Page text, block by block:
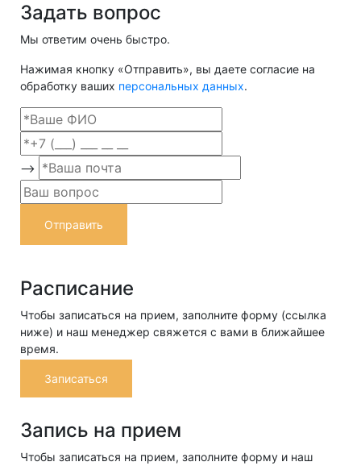
Задать вопрос
Мы ответим очень быстро.
Нажимая кнопку «Отправить», вы даете согласие на
обработку ваших персональных данных.
-->
Отправить
Расписание
Чтобы записаться на прием, заполните форму (ссылка
ниже) и наш менеджер свяжется с вами в ближайшее
время.
Записаться
Запись на прием
Чтобы записаться на прием, заполните форму и наш